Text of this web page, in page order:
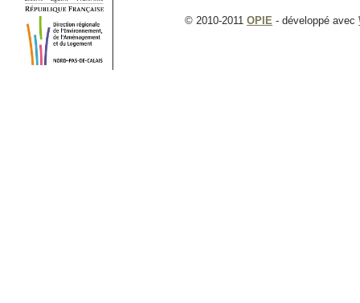
© 2010-2011 OPIE - développé avec